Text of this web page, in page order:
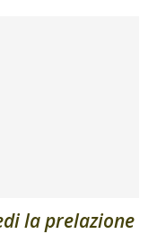
la prelazione